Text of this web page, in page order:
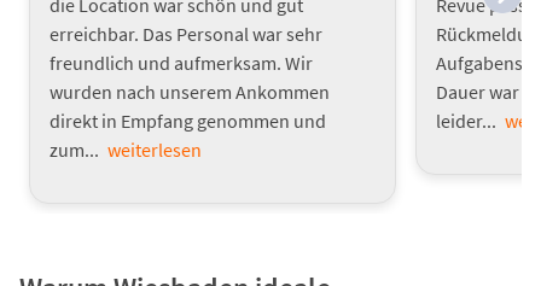
die Location war schön und gut
erreichbar. Das Personal war sehr
freundlich und aufmerksam. Wir
wurden nach unserem Ankommen
direkt in Empfang genommen und
zum... weiterlesen
Revue
Dauer war
leider...